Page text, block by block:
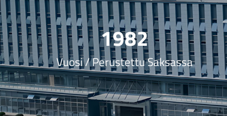
1982
Vuosi / Perustettu Saksassa